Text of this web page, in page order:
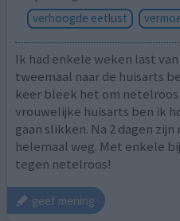
verhoogde eetlust
Ik had enkele weken last
tweemaal naar de huisarts
keer bleek het om netelroos
vrouwelijke huisarts ben ik
gaan slikken. Na 2 dagen
helemaal weg. Met enkele
tegen netelroos!
geef mening